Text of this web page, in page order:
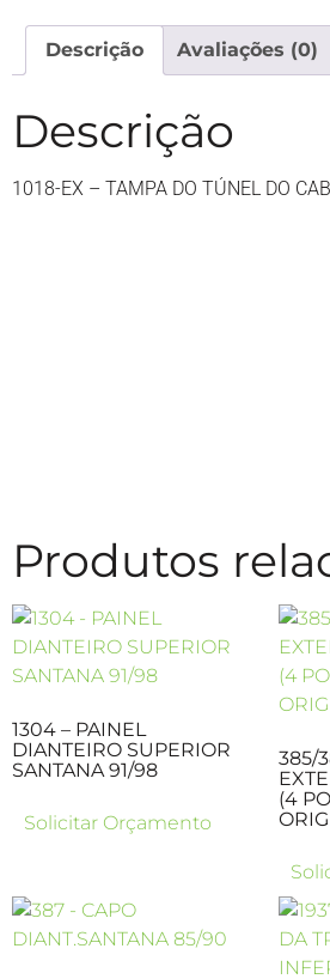
Descrição Avaliações (0)
Descrição
1018-EX – TAMPA DO TÚNEL DO
Produtos
1304 – PAINEL
DIANTEIRO SUPERIOR
SANTANA 91/98
Solicitar Orçamento
385/
(4